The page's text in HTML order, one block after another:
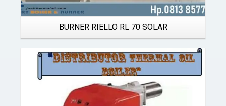
BURNER RIELLO RL 70 SOLAR
Details